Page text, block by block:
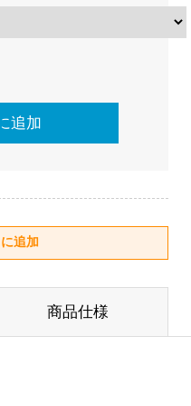
商品仕様